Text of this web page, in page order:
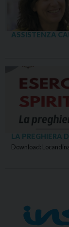
ASSISTENZA
LA PREGHIERA
Download: